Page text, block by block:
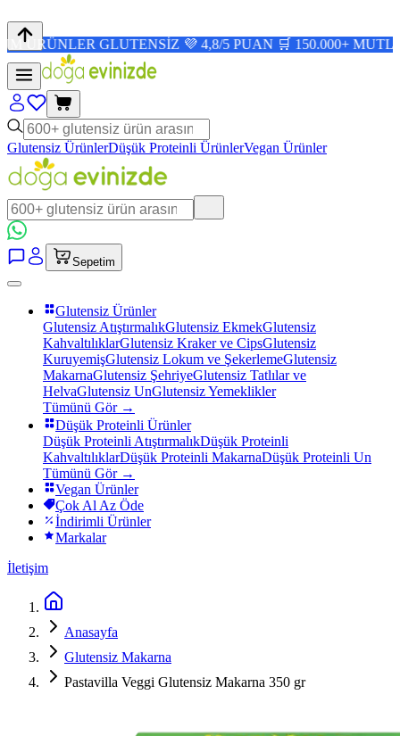
GLUTENSİZ 💜 4,8/5 PUAN 🛒 150.000+ MUTLU
Glutensiz ÜrünlerDüşük Proteinli ÜrünlerVegan Ürünler
Sepetim
Glutensiz Ürünler
Glutensiz AtıştırmalıkGlutensiz EkmekGlutensiz
KahvaltılıklarGlutensiz Kraker ve CipsGlutensiz
KuruyemişGlutensiz Lokum ve ŞekerlemeGlutensiz
MakarnaGlutensiz ŞehriyeGlutensiz Tatlılar ve
HelvaGlutensiz UnGlutensiz Yemeklikler
Tümünü Gör →
Düşük Proteinli Ürünler
Düşük Proteinli AtıştırmalıkDüşük Proteinli
KahvaltılıklarDüşük Proteinli MakarnaDüşük Proteinli Un
Tümünü Gör →
Vegan Ürünler
Çok Al Az Öde
İndirimli Ürünler
Markalar
İletişim
Anasayfa
Glutensiz Makarna
Pastavilla Veggi Glutensiz Makarna 350 gr